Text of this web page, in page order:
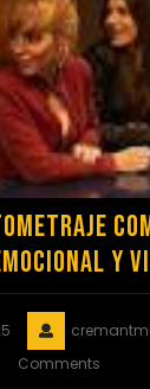
y
Comments